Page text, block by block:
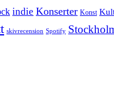
indie Konserter Konst
skivrecension Spotify